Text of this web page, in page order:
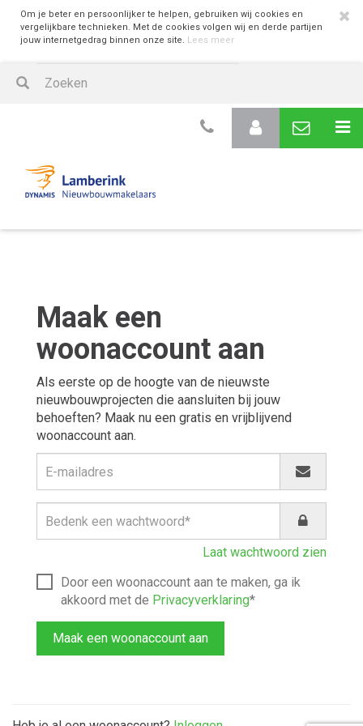
Om je beter en persoonlijker te helpen, gebruiken wij cookies en
vergelijkbare technieken. Met de cookies volgen wij en derde partijen
jouw internetgedrag binnen onze site. Lees meer
Maak een
woonaccount aan
Als eerste op de hoogte van de nieuwste
nieuwbouwprojecten die aansluiten bij jouw
behoeften? Maak nu een gratis en vrijblijvend
woonaccount aan.
Laat wachtwoord zien
Door een woonaccount aan te maken, ga ik
akkoord met de Privacyverklaring*
Maak een woonaccount aan